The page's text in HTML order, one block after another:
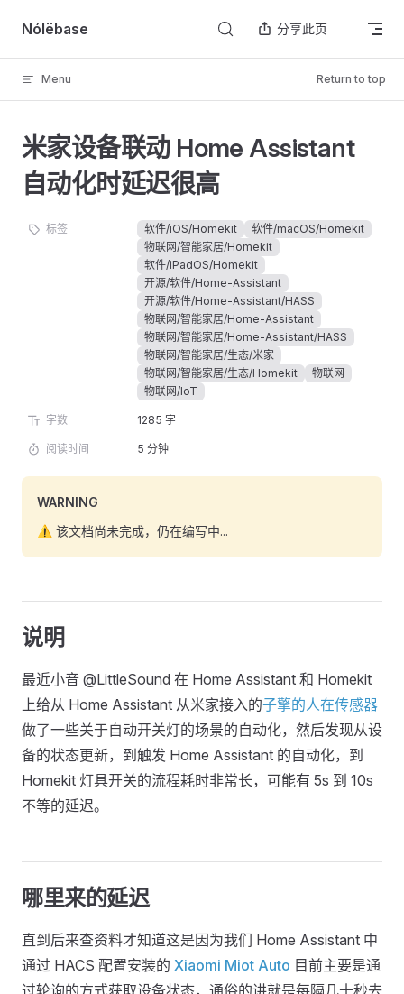
Skip to content
Nólëbase 分享此页
Menu Return to top
米家设备联动 Home Assistant
自动化时延迟很高
标签 软件/iOS/Homekit
软件/macOS/Homekit
物联网/智能家居/Homekit
软件/iPadOS/Homekit
开源/软件/Home-Assistant
开源/软件/Home-Assistant/HASS
物联网/智能家居/Home-Assistant
物联网/智能家居/Home-Assistant/HASS
物联网/智能家居/生态/米家
物联网/智能家居/生态/Homekit
物联网
物联网/IoT
字数 1285 字
阅读时间 5 分钟
WARNING
⚠️ 该文档尚未完成，仍在编写中...
说明
最近小音 @LittleSound 在 Home Assistant 和 Homekit
上给从 Home Assistant 从米家接入的子擎的人在传感器
做了一些关于自动开关灯的场景的自动化，然后发现从设
备的状态更新，到触发 Home Assistant 的自动化，到
Homekit 灯具开关的流程耗时非常长，可能有 5s 到 10s
不等的延迟。
哪里来的延迟
直到后来查资料才知道这是因为我们 Home Assistant 中
通过 HACS 配置安装的 Xiaomi Miot Auto 目前主要是通
过轮询的方式获取设备状态，通俗的讲就是每隔几十秒去